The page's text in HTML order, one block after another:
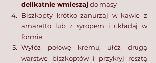
delikatnie wmieszaj do masy.
Biszkopty krótko zanurzaj w kawie z
amaretto lub z syropem i układaj w
formie.
Wyłóż połowę kremu, ułóż drugą
warstwę biszkoptów i przykryj resztą